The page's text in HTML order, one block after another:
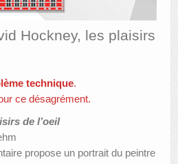
Hockney, les plaisirs
technique.
ce désagrément.
de l’oeil
propose un portrait du peintre